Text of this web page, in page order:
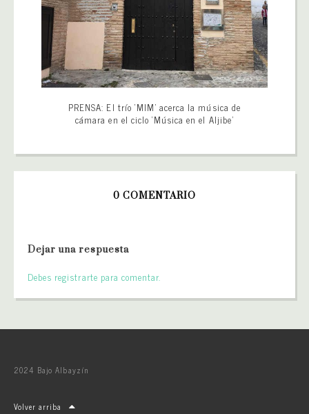
PRENSA: El trío ‘MIM’ acerca la música de
cámara en el ciclo ‘Música en el Aljibe’
0 COMENTARIO
Dejar una respuesta
Debes registrarte para comentar.
2024 Bajo Albayzín
Volver arriba